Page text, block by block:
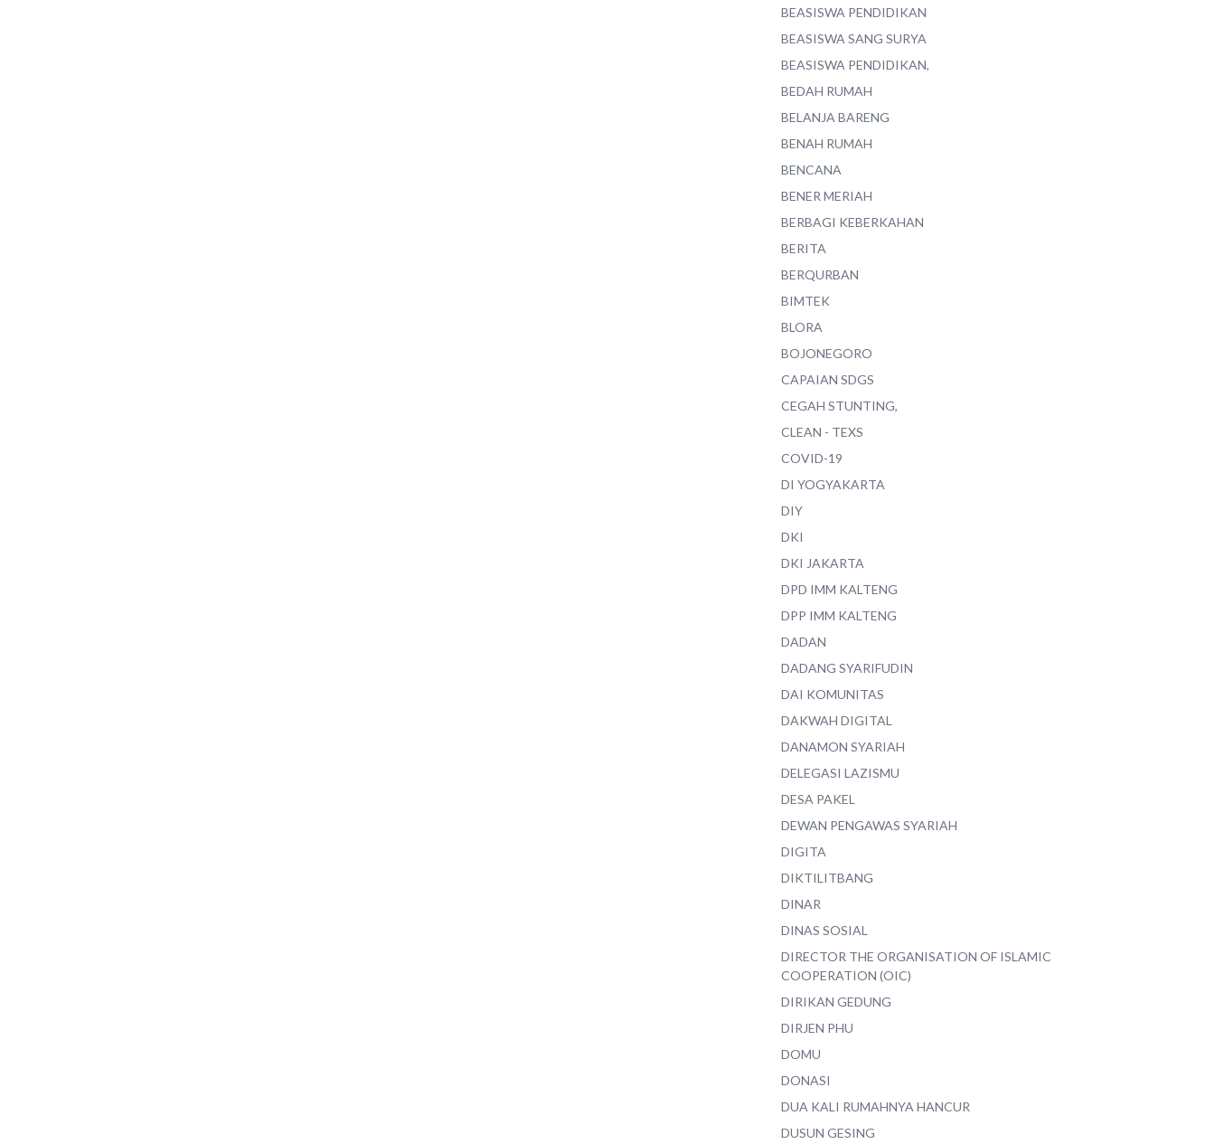
BEASISWA PENDIDIKAN
BEASISWA SANG SURYA
BEASISWA PENDIDIKAN,
BEDAH RUMAH
BELANJA BARENG
BENAH RUMAH
BENCANA
BENER MERIAH
BERBAGI KEBERKAHAN
BERITA
BERQURBAN
BIMTEK
BLORA
BOJONEGORO
CAPAIAN SDGS
CEGAH STUNTING,
CLEAN - TEXS
COVID-19
DI YOGYAKARTA
DIY
DKI
DKI JAKARTA
DPD IMM KALTENG
DPP IMM KALTENG
DADAN
DADANG SYARIFUDIN
DAI KOMUNITAS
DAKWAH DIGITAL
DANAMON SYARIAH
DELEGASI LAZISMU
DESA PAKEL
DEWAN PENGAWAS SYARIAH
DIGITA
DIKTILITBANG
DINAR
DINAS SOSIAL
DIRECTOR THE ORGANISATION OF ISLAMIC
COOPERATION (OIC)
DIRIKAN GEDUNG
DIRJEN PHU
DOMU
DONASI
DUA KALI RUMAHNYA HANCUR
DUSUN GESING